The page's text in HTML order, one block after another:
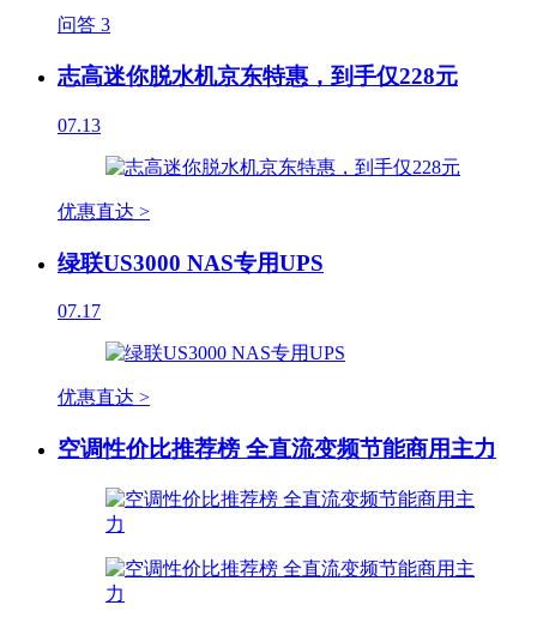
问答 3
志高迷你脱水机京东特惠，到手仅228元
07.13
优惠直达 >
绿联US3000 NAS专用UPS
07.17
优惠直达 >
空调性价比推荐榜 全直流变频节能商用主力